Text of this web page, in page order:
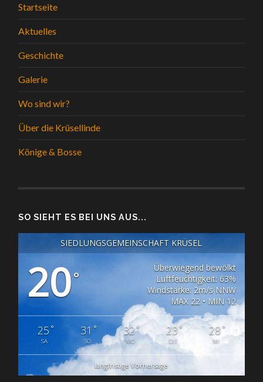
Startseite
Aktuelles
Geschichte
Galerie
Wo sind wir?
Über die Krüsellinde
Könige & Bosse
SO SIEHT ES BEI UNS AUS...
SIEDLUNGSGEMEINSCHAFT KRÜSEL
20°
Überwiegend bewölkt
Luftfeuchtigkeit: 63%
Windstärke: 2m/s NNW
MAX 22 • MIN 12
25°
SA
31 °
SO
32°
MO
23°
DIE
28°
MI
langfristige Vorhersage